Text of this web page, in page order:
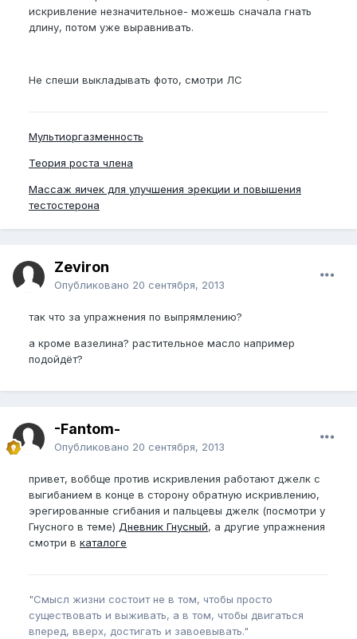
искривление незначительное- можешь сначала гнать
длину, потом уже выравнивать.
Не спеши выкладывать фото, смотри ЛС
Мультиоргазменность
Теория роста члена
Массаж яичек для улучшения эрекции и повышения
тестостерона
Zeviron
Опубликовано 20 сентября, 2013
так что за упражнения по выпрямлению?
а кроме вазелина? растительное масло например
подойдёт?
-Fantom-
Опубликовано 20 сентября, 2013
привет, воббще против искривления работают джелк с
выгибанием в конце в сторону обратную искривлению,
эрегированные сгибания и пальцевы джелк (посмотри у
Гнусного в теме) Дневник Гнусный, а другие упражнения
смотри в каталоге
"Смысл жизни состоит не в том, чтобы просто
существовать и выживать, а в том, чтобы двигаться
вперед, вверх, достигать и завоевывать."